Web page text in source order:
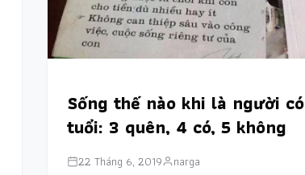
Sống thế nào khi là người có
tuổi: 3 quên, 4 có, 5 không
22 Tháng 6, 2019 narga